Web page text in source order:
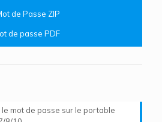
de Passe ZIP
de passe PDF
mot de passe sur le portable